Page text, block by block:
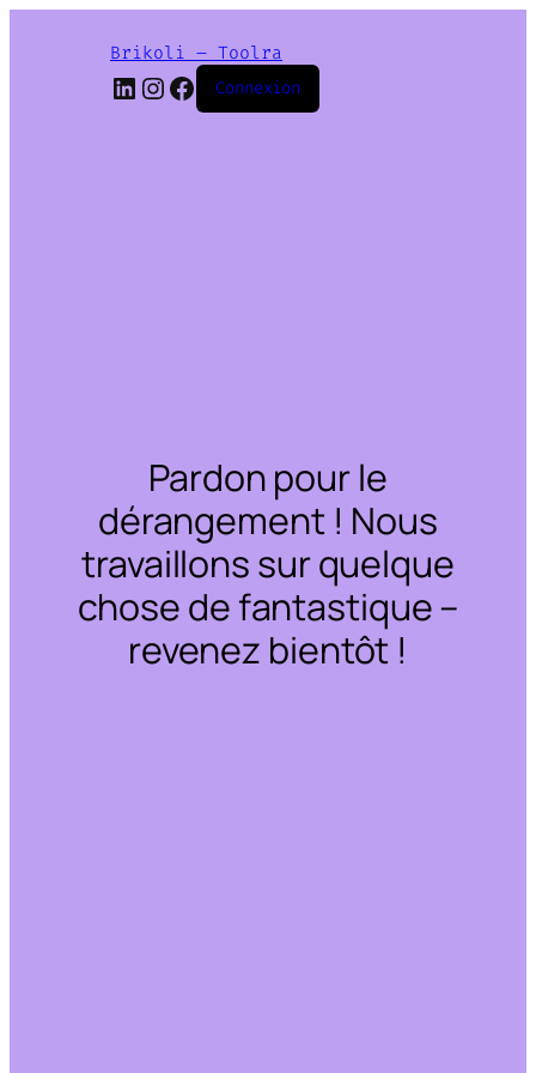
Brikoli – Toolra
LinkedIn
Instagram
Facebook
Connexion
Pardon pour le
dérangement ! Nous
travaillons sur quelque
chose de fantastique –
revenez bientôt !